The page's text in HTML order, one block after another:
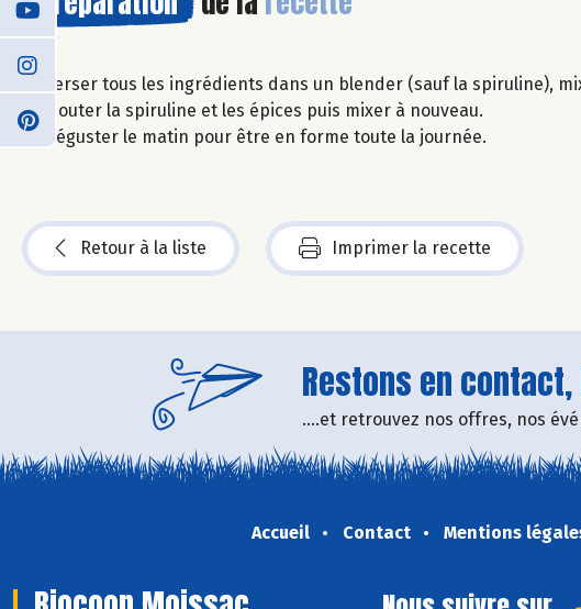
Verser tous les ingrédients dans un blender (sauf la spiruline),
Ajouter la spiruline et les épices puis mixer à nouveau.
Déguster le matin pour être en forme toute la journée.
Retour à la liste Imprimer la recette
Restons en
....et retrouvez nos offres, nos
Accueil Contact Mentions